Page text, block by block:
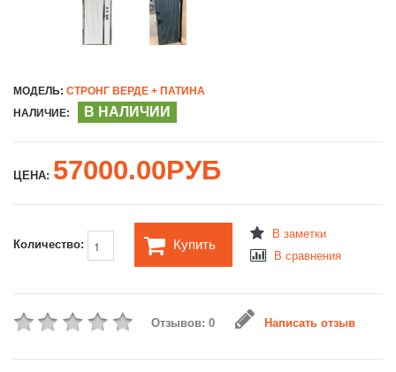
МОДЕЛЬ: СТРОНГ ВЕРДЕ + ПАТИНА
НАЛИЧИЕ:
В НАЛИЧИИ
ЦЕНА: 57000.00РУБ
Количество: Купить
В заметки
В сравнения
Отзывов: 0 Написать отзыв